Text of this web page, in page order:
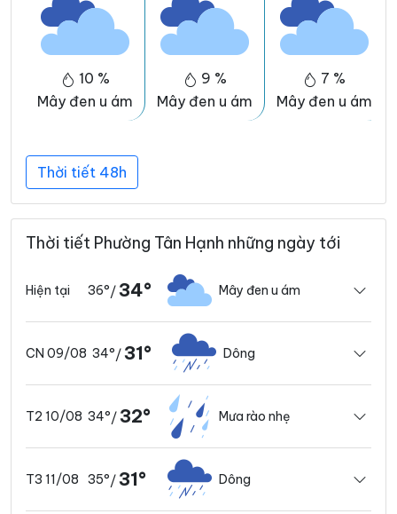
10 %
Mây đen u ám
9 %
Mây đen u ám
7 %
Mây đen u ám
Thời tiết 48h
Thời tiết Phường Tân Hạnh những ngày tới
Hiện tại 36°/ 34° Mây đen u ám
CN 09/08 34°/ 31° Dông
T2 10/08 34°/ 32° Mưa rào nhẹ
T3 11/08 35°/ 31° Dông